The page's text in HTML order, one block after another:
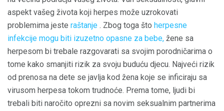
aspekt vašeg života koji herpes može uzrokovati
problemima jeste raštanje . Zbog toga što herpesne
infekcije mogu biti izuzetno opasne za bebe, žene sa
herpesom bi trebale razgovarati sa svojim porodničarima o
tome kako smanjiti rizik za svoju buduću djecu. Najveći rizik
od prenosa na dete se javlja kod žena koje se inficiraju sa
virusom herpesa tokom trudnoće. Prema tome, ljudi bi
trebali biti naročito oprezni sa novim seksualnim partnerima